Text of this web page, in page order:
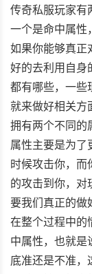
传奇私服玩家有
一个是命中属性
如果你能够真正
好的去利用自身
都有哪些，一些
就来做好相关方
拥有两个不同的
属性主要是为
时候攻击你，而
的攻击到你，对
要我们真正的做
在整个过程中的
中属性，也就是
底准还是不准，